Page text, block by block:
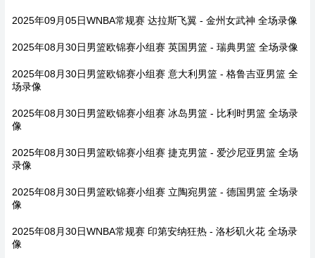
2025年09月05日WNBA常规赛 达拉斯飞翼 - 金州女武神 全场录像
2025年08月30日男篮欧锦赛小组赛 英国男篮 - 瑞典男篮 全场录像
2025年08月30日男篮欧锦赛小组赛 意大利男篮 - 格鲁吉亚男篮 全
场录像
2025年08月30日男篮欧锦赛小组赛 冰岛男篮 - 比利时男篮 全场录
像
2025年08月30日男篮欧锦赛小组赛 捷克男篮 - 爱沙尼亚男篮 全场
录像
2025年08月30日男篮欧锦赛小组赛 立陶宛男篮 - 德国男篮 全场录
像
2025年08月30日WNBA常规赛 印第安纳狂热 - 洛杉矶火花 全场录
像